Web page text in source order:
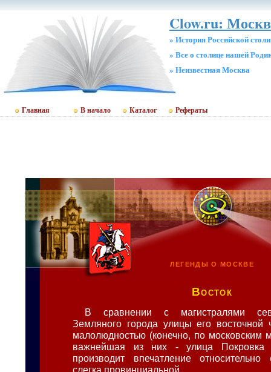
Clow.ru:
» История Российской
» Все о столице нашей
» Неизвестная Москва
Главная В начало Каталог Рефераты
ЛЕГЕНДЫ О МОСКВЕ
Восток
В сравнении с магистралями
Земляного города улицы его восточной
малолюдностью (конечно, по московским
важнейшая из них - улица Покровка
производит впечатление
слегка провинциальной.